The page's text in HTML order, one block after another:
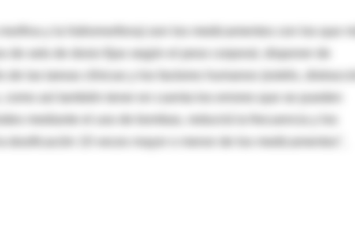
de sets de dosis fijas según el peso corporal, disponer de
de las tareas clínicas y los factores humanos (estrés,
así también tener en cuenta los errores que se pueden
dosificación 10 veces mayor o menor de los medicamentos",